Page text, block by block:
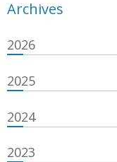
Archives
2026
2025
2024
2023